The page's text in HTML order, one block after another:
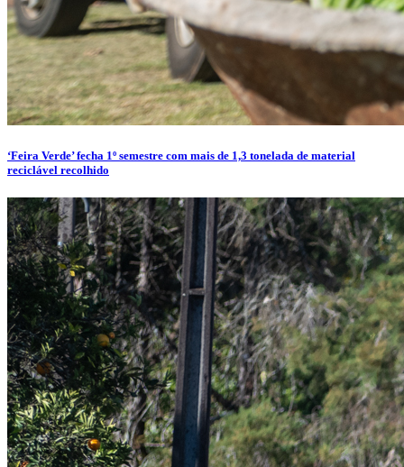
‘Feira Verde’ fecha 1º semestre com mais de 1,3 tonelada de material
reciclável recolhido